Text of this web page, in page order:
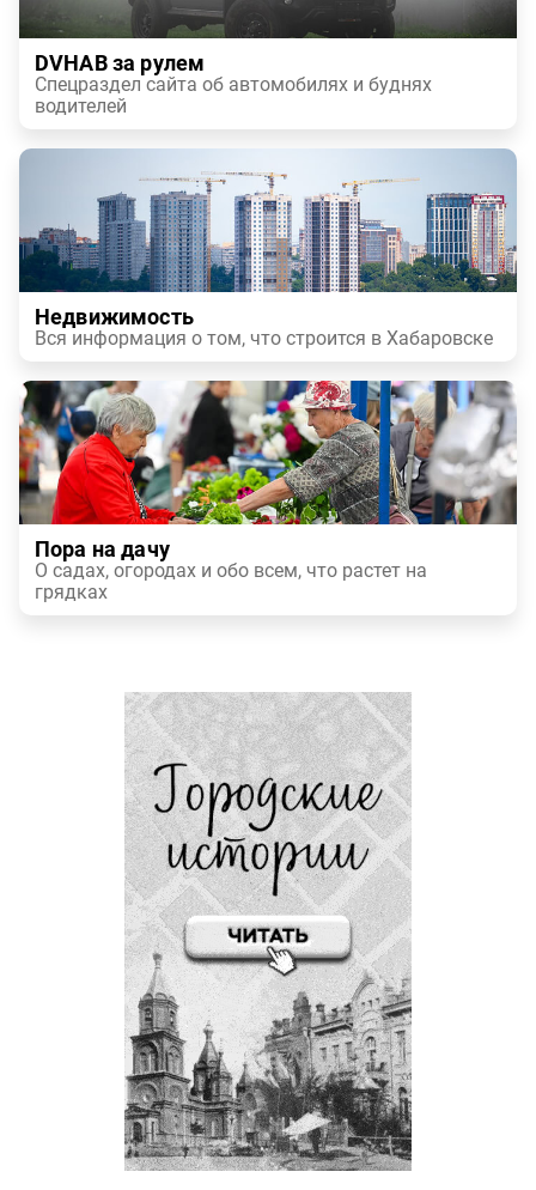
DVHAB за рулем
Спецраздел сайта об автомобилях и буднях
водителей
Недвижимость
Вся информация о том, что строится в Хабаровске
Пора на дачу
О садах, огородах и обо всем, что растет на
грядках